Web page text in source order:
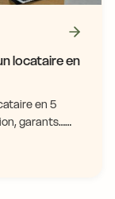
locataire en
en 5
garants…